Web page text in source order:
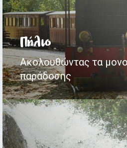
Πήλιο
Ακολουθώντας τα
παράδοσης